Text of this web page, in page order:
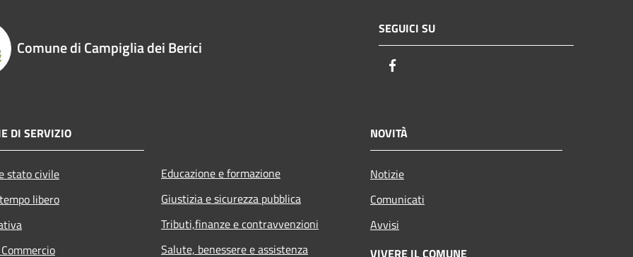
Comune di Campiglia dei Berici
SEGUICI SU
DI SERVIZIO
stato civile
libero
Educazione e formazione
Giustizia e sicurezza pubblica
Tributi,finanze e contravvenzioni
Salute, benessere e assistenza
NOVITÀ
Notizie
Comunicati
Avvisi
VIVERE IL COMUNE